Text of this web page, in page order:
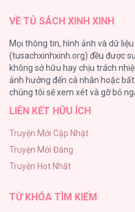
116
Làm vị cứu tinh thật
113
|END| Định Tên Mối
Phạm Luật
106
VỀ TỦ SÁCH XINH XINH
Mọi thông tin, hình ảnh và dữ
(tusachxinhxinh.org) đều được
không sở hữu hay chịu trách
ảnh hưởng đến cá nhân hoặc
chúng tôi sẽ xem xét và gỡ bỏ
LIÊN KẾT HỮU ÍCH
Truyện Mới Cập Nhật
Truyện Mới Đăng
Truyện Hot Nhất
TỪ KHÓA TÌM KIẾM